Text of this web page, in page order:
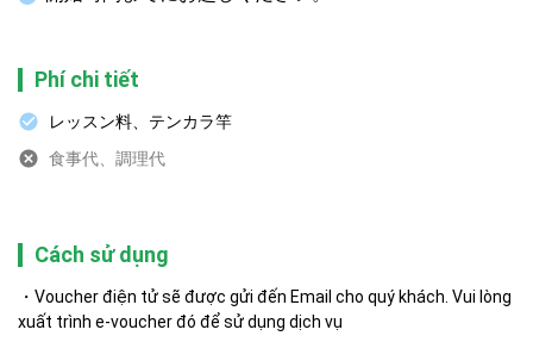
Phí chi tiết
レッスン料、テンカラ竿
食事代、調理代
Cách sử dụng
Voucher điện tử sẽ được gửi đến Email cho quý khách. Vui lòng
xuất trình e-voucher đó để sử dụng dịch vụ